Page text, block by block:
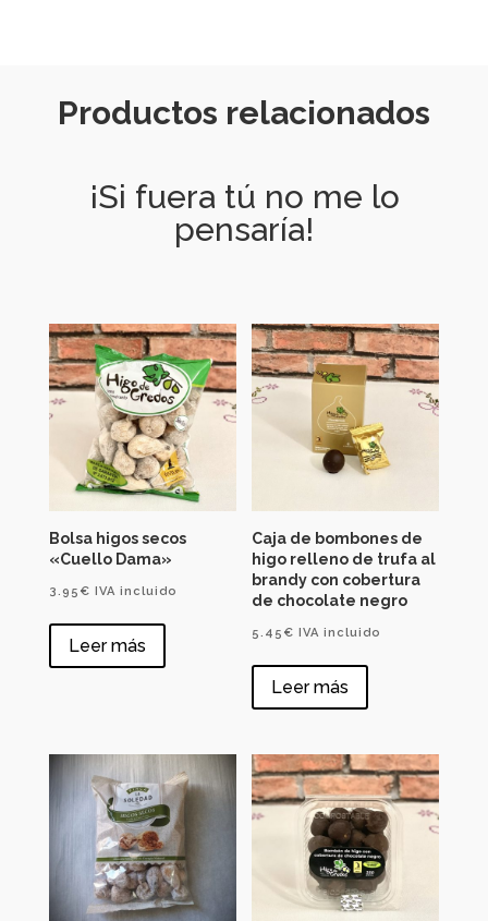
Productos relacionados
¡Si fuera tú no me lo
pensaría!
Bolsa higos secos
«Cuello Dama»
3.95 € IVA incluido
Leer más
Caja de bombones de
higo relleno de trufa al
brandy con cobertura
de chocolate negro
5.45 € IVA incluido
Leer más